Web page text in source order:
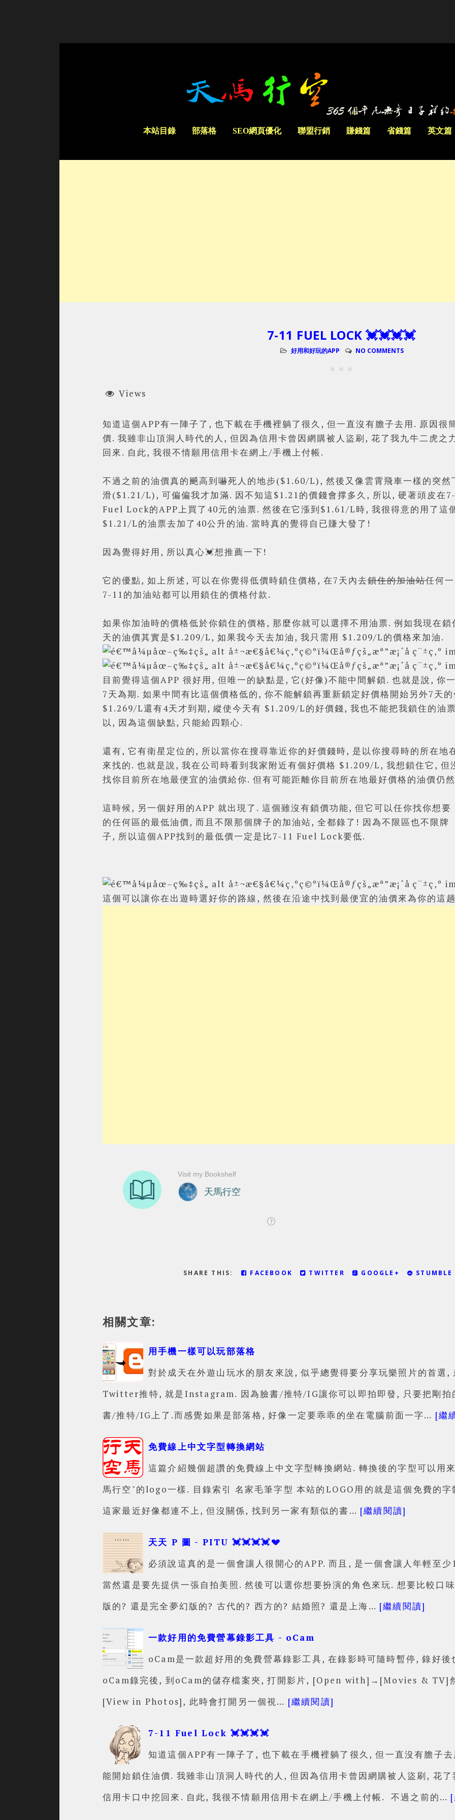
本站目錄 部落格 SEO網頁優化 聯盟行銷 賺錢篇 省錢篇 英文篇
7-11 FUEL LOCK 💓💓💓💓
好用和好玩的APP NO COMMENTS
Views
知道這個APP有一陣子了, 也下載在手機裡躺了很久, 但一直沒有膽子去用. 原因很
價. 我雖非山頂洞人時代的人, 但因為信用卡曾因網購被人盜刷, 花了我九牛二虎之
回來. 自此, 我很不情願用信用卡在網上/手機上付帳.
不過之前的油價真的飇高到嚇死人的地步($1.60/L), 然後又像雲霄飛車一樣的突然
滑($1.21/L), 可偏偏我才加滿. 因不知這$1.21的價錢會撑多久, 所以, 硬著頭皮在
Fuel Lock的APP上買了40元的油票. 然後在它漲到$1.61/L時, 我很得意的用了這
$1.21/L的油票去加了40公升的油. 當時真的覺得自已賺大發了!
因為覺得好用, 所以真心💓想推薦一下!
它的優點, 如上所述, 可以在你覺得低價時鎖住價格, 在7天內去鎖住的加油站任何
7-11的加油站都可以用鎖住的價格付款.
如果你加油時的價格低於你鎖住的價格, 那麼你就可以選擇不用油票. 例如我現在
天的油價其實是$1.209/L, 如果我今天去加油, 我只需用 $1.209/L的價格來加油.
目前覺得這個APP 很好用, 但唯一的缺點是, 它(好像)不能中間解鎖. 也就是說, 你
7天為期. 如果中間有比這個價格低的, 你不能解鎖再重新鎖定好價格開始另外7天
$1.269/L還有4天才到期, 縱使今天有 $1.209/L的好價錢, 我也不能把我鎖住的油
以, 因為這個缺點, 只能給四顆心.
還有, 它有衛星定位的, 所以當你在搜尋靠近你的好價錢時, 是以你搜尋時的所在地
來找的. 也就是說, 我在公司時看到我家附近有個好價格 $1.209/L, 我想鎖住它, 但
找你目前所在地最便宜的油價給你. 但有可能距離你目前所在地最好價格的油價仍
這時候, 另一個好用的APP 就出現了. 這個雖沒有鎖價功能, 但它可以任你找你想要
的任何區的最低油價, 而且不限那個牌子的加油站, 全都錄了! 因為不限區也不限牌
子, 所以這個APP找到的最低價一定是比7-11 Fuel Lock要低.
這個可以讓你在出遊時選好你的路線, 然後在沿途中找到最便宜的油價來為你的這
SHARE THIS: FACEBOOK TWITTER GOOGLE+ STUMBLE
相關文章:
用手機一樣可以玩部落格
對於成天在外遊山玩水的朋友來說, 似乎總覺得要分享玩樂照片的首選
Twitter推特, 就是Instagram. 因為臉書/推特/IG讓你可以即拍即發, 只要把剛拍
書/推特/IG上了.而感覺如果是部落格, 好像一定要乖乖的坐在電腦前面一字… [繼
免費線上中文字型轉換網站
這篇介紹幾個超讚的免費線上中文字型轉換網站. 轉換後的字型可以用
馬行空"的logo一樣. 目錄索引 名家毛筆字型 本站的LOGO用的就是這個免費的
這家最近好像都連不上, 但沒關係, 找到另一家有類似的書… [繼續閱讀]
天天 P 圖 - PITU 💓💓💓💓💔
必須說這真的是一個會讓人很開心的APP. 而且, 是一個會讓人年輕至
當然還是要先提供一張自拍美照. 然後可以選你想要扮演的角色來玩. 想要比較口
版的? 還是完全夢幻版的? 古代的? 西方的? 結婚照? 還是上海… [繼續閱讀]
一款好用的免費營幕錄影工具 - oCam
oCam是一款超好用的免費營幕錄影工具, 在錄影時可隨時暫停, 錄好
oCam錄完後, 到oCam的儲存檔案夾, 打開影片, [Open with]→[Movies & TV]
[View in Photos], 此時會打開另一個視… [繼續閱讀]
7-11 Fuel Lock 💓💓💓💓
知道這個APP有一陣子了, 也下載在手機裡躺了很久, 但一直沒有膽子
能開始鎖住油價. 我雖非山頂洞人時代的人, 但因為信用卡曾因網購被人盜刷, 花
信用卡口中挖回來. 自此, 我很不情願用信用卡在網上/手機上付帳. 不過之前的…
Powered byHelplogger